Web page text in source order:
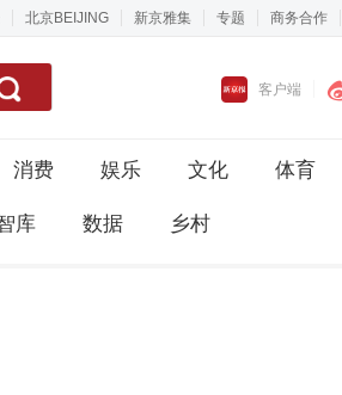
北京BEIJING 新京雅集 专题 商务合作
客户端
消费 娱乐 文化 体育
库 数据 乡村